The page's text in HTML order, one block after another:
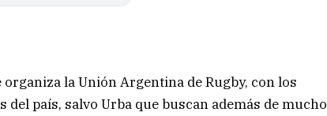
la Unión Argentina de Rugby, con los
país, salvo Urba que buscan además de mucho